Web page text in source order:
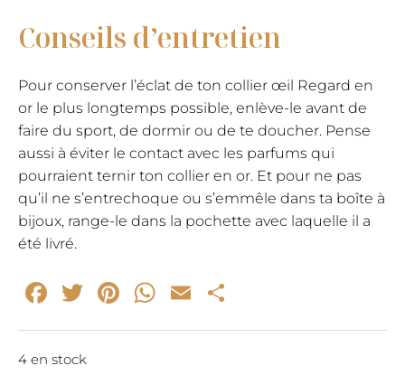
Conseils d’entretien
Pour conserver l’éclat de ton collier œil Regard en
or le plus longtemps possible, enlève-le avant de
faire du sport, de dormir ou de te doucher. Pense
aussi à éviter le contact avec les parfums qui
pourraient ternir ton collier en or. Et pour ne pas
qu’il ne s’entrechoque ou s’emmêle dans ta boîte à
bijoux, range-le dans la pochette avec laquelle il a
été livré.
Facebook
Twitter
Pinterest
WhatsApp
Email
4 en stock